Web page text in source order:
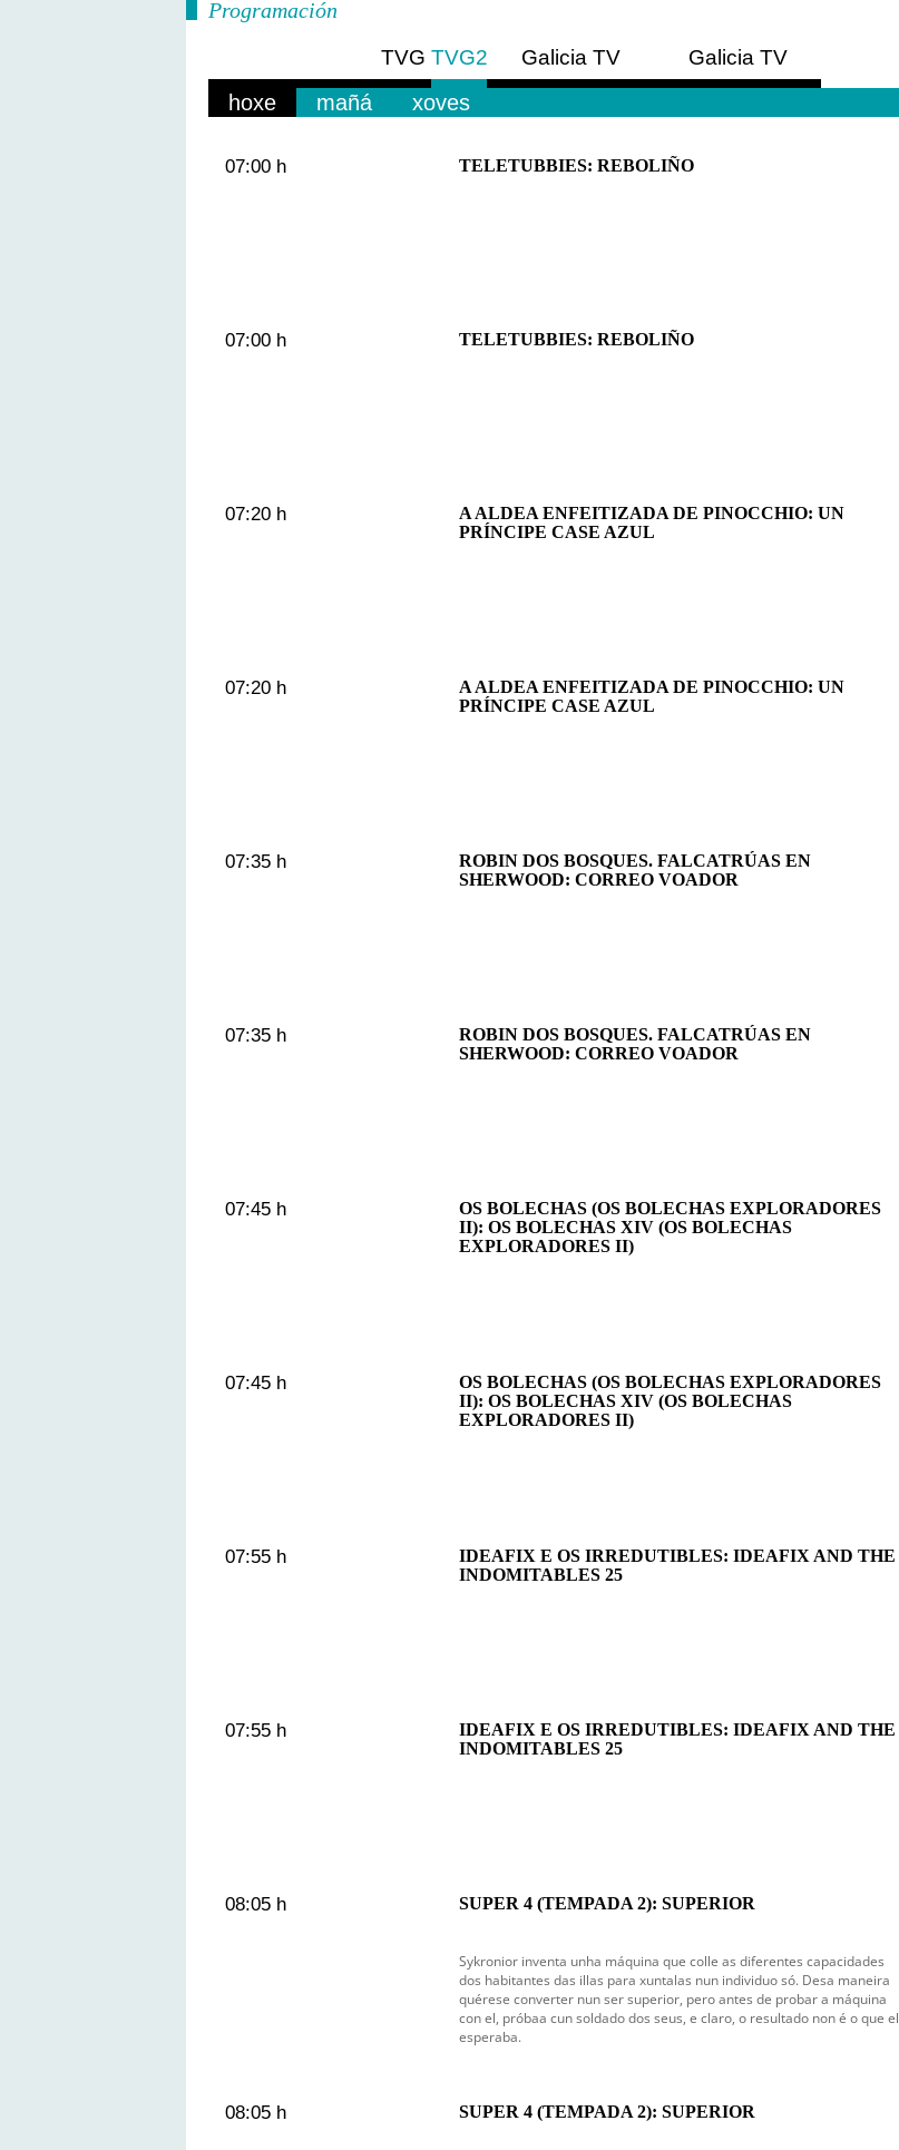
Programación
TVG TVG2
Galicia TV
Galicia TV
hoxe mañá xoves
07:00 h TELETUBBIES: REBOLIÑO
07:00 h TELETUBBIES: REBOLIÑO
07:20 h
A ALDEA ENFEITIZADA DE PINOCCHIO: UN
PRÍNCIPE CASE AZUL
07:20 h
A ALDEA ENFEITIZADA DE PINOCCHIO: UN
PRÍNCIPE CASE AZUL
07:35 h
ROBIN DOS BOSQUES. FALCATRÚAS EN
SHERWOOD: CORREO VOADOR
07:35 h
ROBIN DOS BOSQUES. FALCATRÚAS EN
SHERWOOD: CORREO VOADOR
07:45 h
OS BOLECHAS (OS BOLECHAS EXPLORADORES
II): OS BOLECHAS XIV (OS BOLECHAS
EXPLORADORES II)
07:45 h
OS BOLECHAS (OS BOLECHAS EXPLORADORES
II): OS BOLECHAS XIV (OS BOLECHAS
EXPLORADORES II)
07:55 h
IDEAFIX E OS IRREDUTIBLES: IDEAFIX AND THE
INDOMITABLES 25
07:55 h
IDEAFIX E OS IRREDUTIBLES: IDEAFIX AND THE
INDOMITABLES 25
08:05 h SUPER 4 (TEMPADA 2): SUPERIOR
Sykronior inventa unha máquina que colle as diferentes capacidades
dos habitantes das illas para xuntalas nun individuo só. Desa maneira
quérese converter nun ser superior, pero antes de probar a máquina
con el, próbaa cun soldado dos seus, e claro, o resultado non é o que el
esperaba.
08:05 h SUPER 4 (TEMPADA 2): SUPERIOR